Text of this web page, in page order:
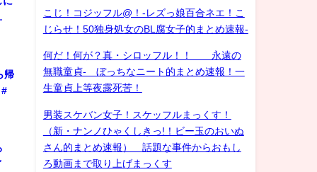
帰
こじ！コジッフル@！-レズっ娘百合ネエ！こ
じらせ！50独身処女のBL腐女子的まとめ速報-
何だ！何が？真・シロッフル！！ 永遠の
無職童貞- ぼっちなニート的まとめ速報！一
生童貞上等夜露死苦！
男装スケバン女子！スケッフルまっくす！
（新・ナンノひゃくしきっ!！ビー玉のおいぬ
さん的まとめ速報） 話題な事件からおもし
ろ動画まで取り上げまっくす